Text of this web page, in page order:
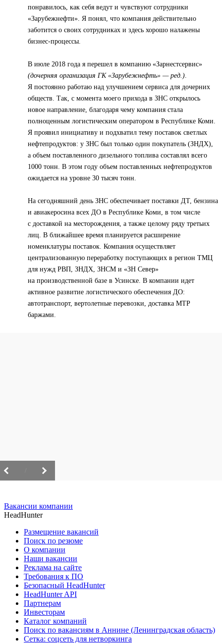
понравилось, как себя ведут и чувствуют сотрудники
«Зарубежнефти». Я понял, что компания действительно
заботится о своих сотрудниках и здесь хорошо налажены
бизнес-процессы.
В июле 2018 года я перешел в компанию «Зарнестсервис»
(дочерняя организация ГК «Зарубежнефть» — ред.).
Я постоянно работаю над улучшением сервиса для дочерних
обществ. Так, с момента моего прихода в ЗНС открылось
новое направление, благодаря чему компания стала
полноценным логистическим оператором в Республике Коми.
Я проявил инициативу и подхватил тему поставок светлых
нефтепродуктов: у ЗНС был только один покупатель (ЗНДХ),
а объем поставленного дизельного топлива составлял всего
1000 тонн. В этом году объем поставленных нефтепродуктов
ожидается на уровне 30 тысяч тонн.
На сегодняшний день ЗНС обеспечивает поставки ДТ, бензина
и авиакеросина всех ДО в Республике Коми, в том числе
с доставкой на месторождения, а также целому ряду третьих
лиц. В ближайшее время планируется расширение
номенклатуры поставок. Компания осуществляет
централизованную переработку поступающих в регион ТМЦ
для нужд РВП, ЗНДХ, ЗНСМ и «ЗН Север»
на производственной базе в Усинске. В компании идет
активное развитие логистического обеспечения ДО:
автотранспорт, вертолетные перевозки, доставка МТР
баржами.
Вакансии компании
HeadHunter
Размещение вакансий
Поиск по резюме
О компании
Наши вакансии
Реклама на сайте
Требования к ПО
Безопасный HeadHunter
HeadHunter API
Партнерам
Инвесторам
Каталог компаний
Поиск по вакансиям в Аннине (Ленинградская область)
Сетка: соцсеть для нетворкинга